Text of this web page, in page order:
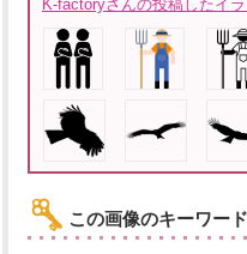
K-factoryさんの投稿したイ
この画像のキーワード